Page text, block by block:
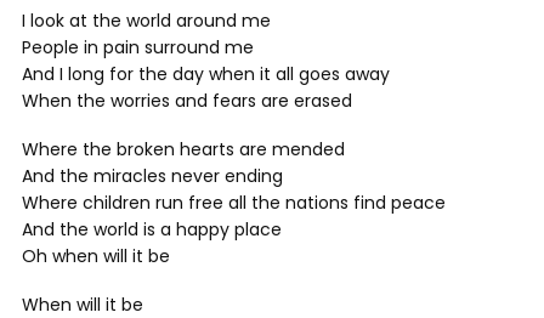
I look at the world around me
People in pain surround me
And I long for the day when it all goes away
When the worries and fears are erased
Where the broken hearts are mended
And the miracles never ending
Where children run free all the nations find peace
And the world is a happy place
Oh when will it be
When will it be